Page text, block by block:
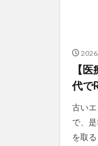
【
代で
古い
で、
を取